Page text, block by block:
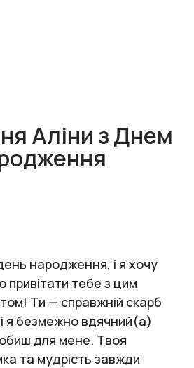
Аліни з Днем
народження, і я хочу
привітати тебе з цим
Ти — справжній скарб
я безмежно вдячний(а)
для мене. Твоя
та мудрість завжди